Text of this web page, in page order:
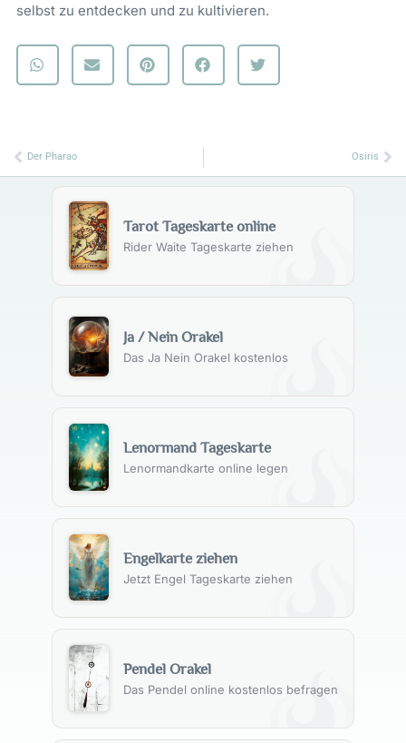
selbst zu entdecken und zu kultivieren.
Zurück
Der Pharao Osiris
Tarot Tageskarte online
Rider Waite Tageskarte ziehen
Ja / Nein Orakel
Das Ja Nein Orakel kostenlos
Lenormand Tageskarte
Lenormandkarte online legen
Engelkarte ziehen
Jetzt Engel Tageskarte ziehen
Pendel Orakel
Das Pendel online kostenlos befragen